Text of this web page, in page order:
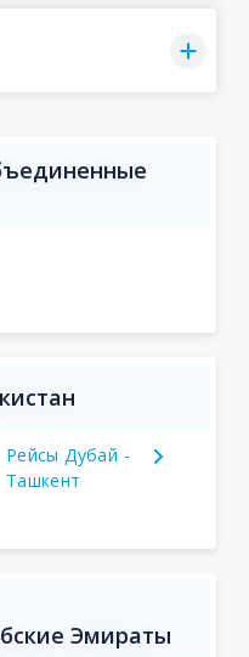
Рейсы Дубай -
Ташкент
Эмираты